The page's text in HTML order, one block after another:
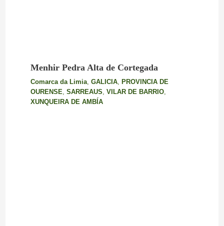
Menhir Pedra Alta de Cortegada
Comarca da Limia, GALICIA, PROVINCIA DE
OURENSE, SARREAUS, VILAR DE BARRIO,
XUNQUEIRA DE AMBÍA